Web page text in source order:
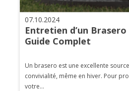
07.10.2024
Entretien d’un
Guide Complet
Un brasero est une excellente
convivialité, même en hiver. Pour
votre...